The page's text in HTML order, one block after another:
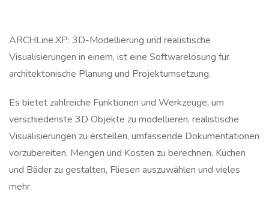
ARCHLine.XP: 3D-Modellierung und realistische
Visualisierungen in einem, ist eine Softwarelösung für
architektonische Planung und Projektumsetzung.
Es bietet zahlreiche Funktionen und Werkzeuge, um
verschiedenste 3D Objekte zu modellieren, realistische
Visualisierungen zu erstellen, umfassende Dokumentationen
vorzubereiten, Mengen und Kosten zu berechnen, Küchen
und Bäder zu gestalten, Fliesen auszuwählen und vieles
mehr.